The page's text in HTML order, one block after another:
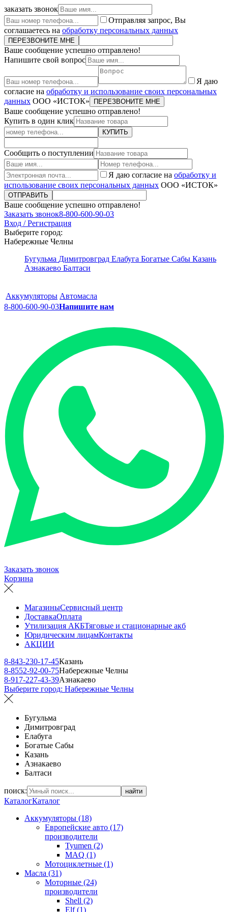
заказать звонок
Отправляя запрос, Вы
соглашаетесь на обработку персональных данных
ПЕРЕЗВОНИТЕ МНЕ
Ваше сообщение успешно отправлено!
Напишите свой вопрос
Я даю
согласие на обработку и использование своих персональных
данных ООО «ИСТОК» ПЕРЕЗВОНИТЕ МНЕ
Ваше сообщение успешно отправлено!
Купить в один клик
КУПИТЬ
Сообщить о поступлении
Я даю согласие на обработку и
использование своих персональных данных ООО «ИСТОК»
ОТПРАВИТЬ
Ваше сообщение успешно отправлено!
Заказать звонок8-800-600-90-03
Вход / Регистрация
Выберите город:
Набережные Челны
Бугульма Димитровград Елабуга Богатые Сабы Казань
Азнакаево Балтаси
Аккумуляторы Автомасла
8-800-600-90-03Напишите нам
Заказать звонок
Корзина
МагазиныСервисный центр
ДоставкаОплата
Утилизация АКБТяговые и стационарные акб
Юридическим лицамКонтакты
АКЦИИ
8-843-230-17-45Казань
8-8552-92-00-75Набережные Челны
8-917-227-43-39Азнакаево
Выберите город: Набережные Челны
Бугульма
Димитровград
Елабуга
Богатые Сабы
Казань
Азнакаево
Балтаси
поиск: найти
КаталогКаталог
Аккумуляторы (18)
Европейские авто (17)
производители
Tyumen (2)
MAQ (1)
Мотоциклетные (1)
Масла (31)
Моторные (24)
производители
Shell (2)
Elf (1)